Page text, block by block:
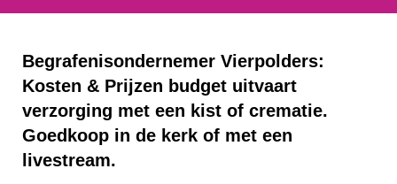
Begrafenisondernemer Vierpolders:
Kosten & Prijzen budget uitvaart
verzorging met een kist of crematie.
Goedkoop in de kerk of met een
livestream.